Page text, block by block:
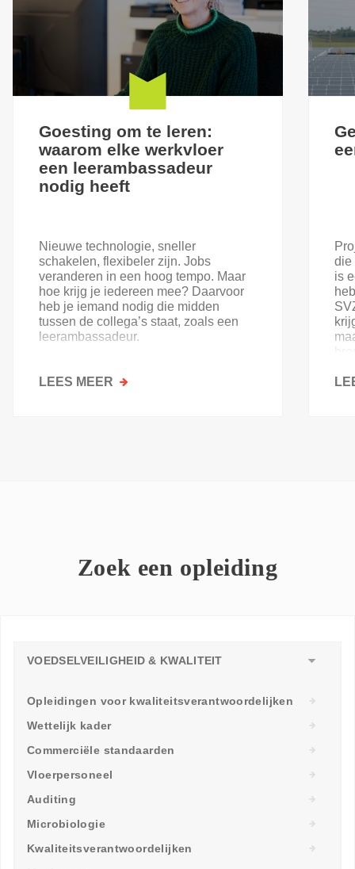
Goesting om te leren:
waarom elke werkvloer
een leerambassadeur
nodig heeft
Nieuwe technologie, sneller
schakelen, flexibeler zijn. Jobs
veranderen in een hoog tempo. Maar
hoe krijg je iedereen mee? Daarvoor
heb je iemand nodig die midden
tussen de collega’s staat, zoals een
leerambassadeur.
LEES MEER OVER
NODIG
die
is
Zoek een opleiding
VOEDSELVEILIGHEID & KWALITEIT
Opleidingen voor kwaliteitsverantwoordelijken
Wettelijk kader
Commerciële standaarden
Vloerpersoneel
Auditing
Microbiologie
Kwaliteitsverantwoordelijken